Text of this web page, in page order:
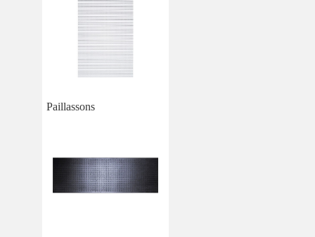
Paillassons